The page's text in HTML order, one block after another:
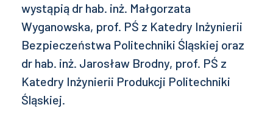
wystąpią dr hab. inż. Małgorzata
Wyganowska, prof. PŚ z Katedry Inżynierii
Bezpieczeństwa Politechniki Śląskiej oraz
dr hab. inż. Jarosław Brodny, prof. PŚ z
Katedry Inżynierii Produkcji Politechniki
Śląskiej.